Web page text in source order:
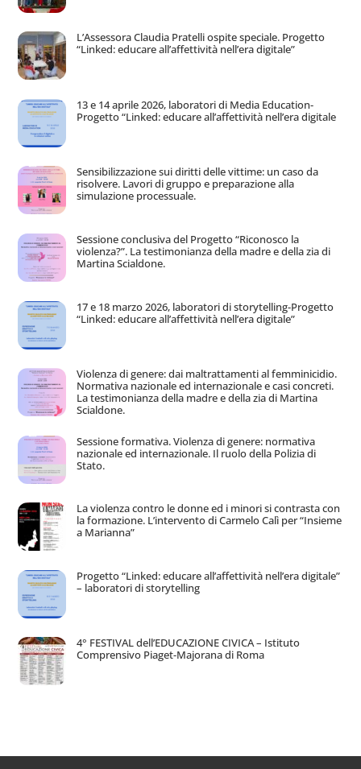
L’Assessora Claudia Pratelli ospite speciale. Progetto
“Linked: educare all’affettività nell’era digitale”
13 e 14 aprile 2026, laboratori di Media Education-
Progetto “Linked: educare all’affettività nell’era digitale
Sensibilizzazione sui diritti delle vittime: un caso da
risolvere. Lavori di gruppo e preparazione alla
simulazione processuale.
Sessione conclusiva del Progetto “Riconosco la
violenza?”. La testimonianza della madre e della zia di
Martina Scialdone.
17 e 18 marzo 2026, laboratori di storytelling-Progetto
“Linked: educare all’affettività nell’era digitale”
Violenza di genere: dai maltrattamenti al femminicidio.
Normativa nazionale ed internazionale e casi concreti.
La testimonianza della madre e della zia di Martina
Scialdone.
Sessione formativa. Violenza di genere: normativa
nazionale ed internazionale. Il ruolo della Polizia di
Stato.
La violenza contro le donne ed i minori si contrasta con
la formazione. L’intervento di Carmelo Calì per “Insieme
a Marianna”
Progetto “Linked: educare all’affettività nell’era digitale”
– laboratori di storytelling
4° FESTIVAL dell’EDUCAZIONE CIVICA – Istituto
Comprensivo Piaget-Majorana di Roma